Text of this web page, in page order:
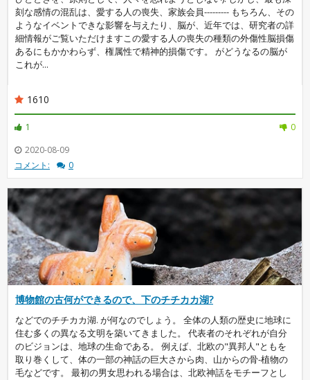
刻な感情の混乱は、愛する人の喪失、家族会員--------- もちろん、その
ようなイベントできな影響を与えたり、脳が、近年では、研究者の詳
細情報がご覧いただけますこの愛する人の喪失の種類の外傷性脳損傷
あるにもかかわらず、権属性で精神的損傷です。 がどうなるの脳が
これが...
1610
1
0
2020-08-09
コメント:
0
博物館の古何ができるので、下のチチカカ湖?
などでのチチカカ湖. が何なのでしょう。 全体の人類の歴史に地球に
住む多くの異なる文明を築いてきました。 代表者のそれぞれが自分
のビジョンは、地球の生命である。 例えば、北欧の"異邦人"ともを
取り巻くして、体の一部の神話の巨大さから肉、山からの骨-植物の
毛などです。 最初の男女思われる場合は、北欧神話をモチーフとし